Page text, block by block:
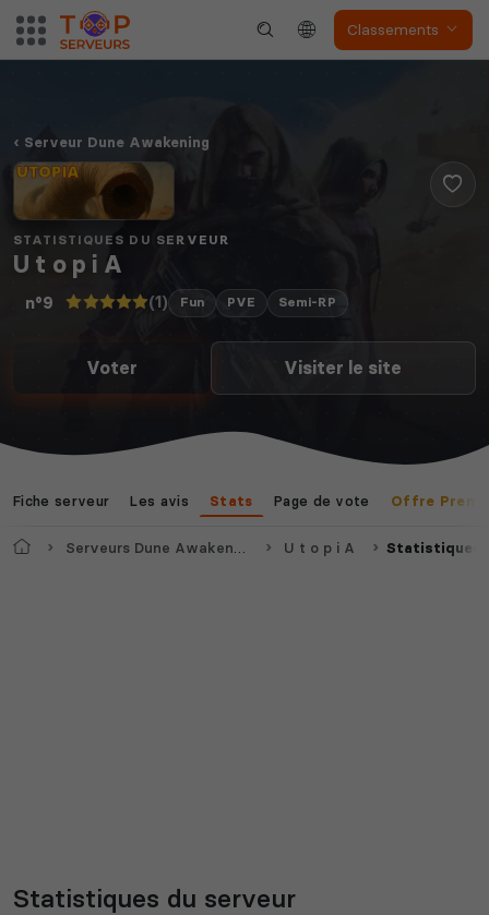
Classements
Serveur Dune Awakening
STATISTIQUES DU SERVEUR
U t o p i A
n°9 (1) Fun PVE Semi-RP
Voter Visiter le site
Fiche serveur Les avis Stats Page de vote Offre
AccueilServeurs Dune Awakening U t o p i A Statistiques
Statistiques du serveur